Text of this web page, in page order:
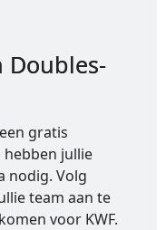
Doubles-
gratis
hebben jullie
nodig. Volg
team aan te
voor KWF.